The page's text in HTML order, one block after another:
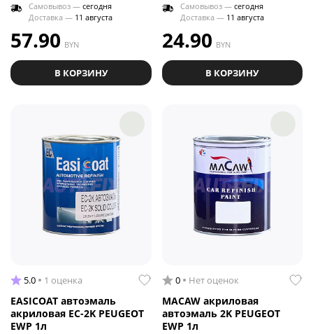
Самовывоз — сегодня
Доставка — 11 августа
57.90 BYN
В КОРЗИНУ
Самовывоз — сегодня
Доставка — 11 августа
24.90 BYN
В КОРЗИНУ
5.0 1 оценка
EASICOAT автоэмаль
акриловая EC-2K PEUGEOT
EWP 1л
0 Нет оценок
MACAW акриловая
автоэмаль 2K PEUGEOT
EWP 1л